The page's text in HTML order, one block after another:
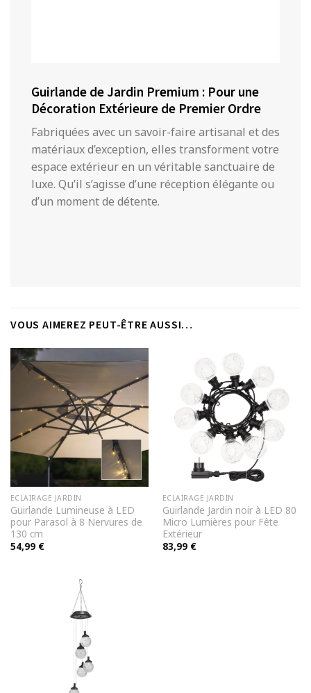
Guirlande de Jardin Premium : Pour une
Décoration Extérieure de Premier Ordre
Fabriquées avec un savoir-faire artisanal et des
matériaux d’exception, elles transforment votre
espace extérieur en un véritable sanctuaire de
luxe. Qu’il s’agisse d’une réception élégante ou
d’un moment de détente.
VOUS AIMEREZ PEUT-ÊTRE AUSSI…
ECLAIRAGE JARDIN
Guirlande Lumineuse à LED
pour Parasol à 8 Nervures de
130 cm
54,99 €
ECLAIRAGE JARDIN
Guirlande Jardin noir à LED 80
Micro Lumières pour Fête
Extérieur
83,99 €